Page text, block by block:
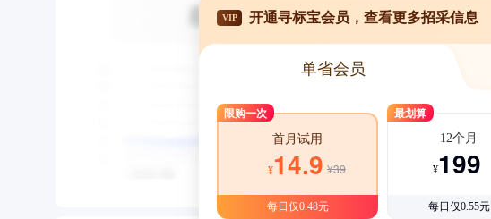
VIP 开通寻标宝会员，查看更多招采信息
单省会员
限购一次
首月试用
¥14.9 ¥39
每日仅0.48元
最划算
12个月
¥199
每日仅0.55元